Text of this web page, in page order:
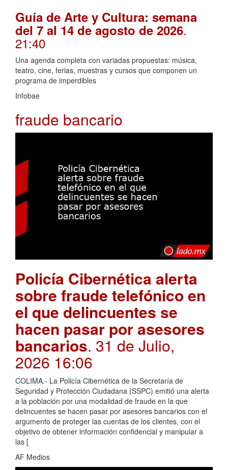
Guía de Arte y Cultura: semana
del 7 al 14 de agosto de 2026.
21:40
Una agenda completa con variadas propuestas: música,
teatro, cine, ferias, muestras y cursos que componen un
programa de imperdibles
Infobae
fraude bancario
Policía Cibernética alerta
sobre fraude telefónico en
el que delincuentes se
hacen pasar por asesores
bancarios. 31 de Julio,
2026 16:06
COLIMA.- La Policía Cibernética de la Secretaría de
Seguridad y Protección Ciudadana (SSPC) emitió una alerta
a la población por una modalidad de fraude en la que
delincuentes se hacen pasar por asesores bancarios con el
argumento de proteger las cuentas de los clientes, con el
objetivo de obtener información confidencial y manipular a
las [
AF Medios